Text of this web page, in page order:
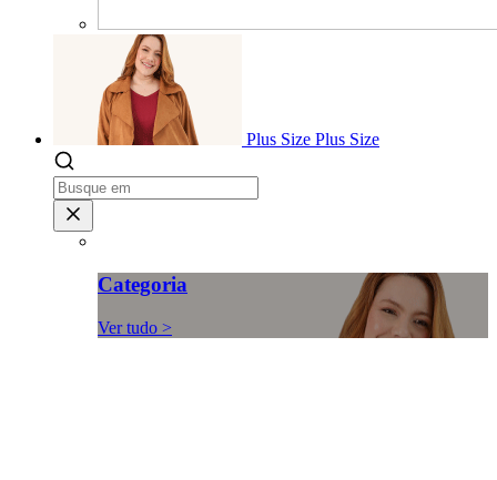
Plus Size Plus Size
Categoria
Ver tudo >